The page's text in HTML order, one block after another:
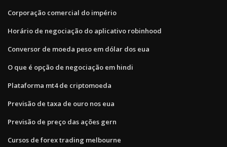
Corporação comercial do império
Horário de negociação do aplicativo robinhood
Conversor de moeda peso em dólar dos eua
O que é opção de negociação em hindi
Plataforma mt4 de criptomoeda
Previsão de taxa de ouro nos eua
Previsão de preço das ações gern
Cursos de forex trading melbourne